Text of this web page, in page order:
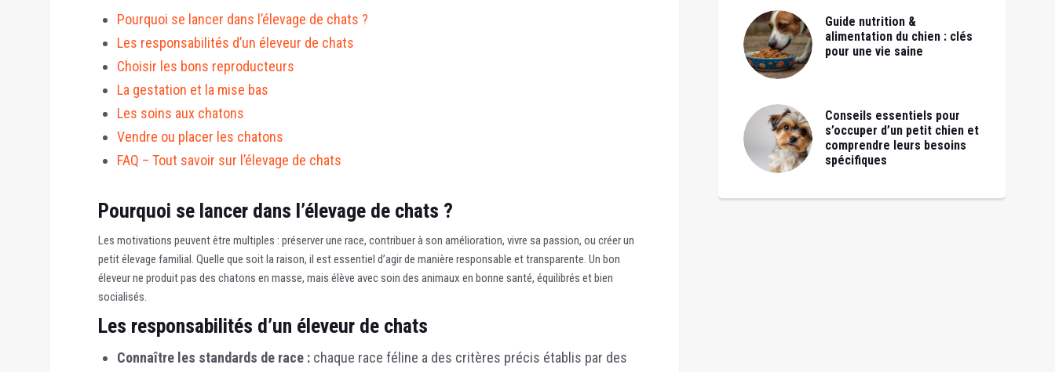
Pourquoi se lancer dans l’élevage de chats ?
Les responsabilités d’un éleveur de chats
Choisir les bons reproducteurs
La gestation et la mise bas
Les soins aux chatons
Vendre ou placer les chatons
FAQ – Tout savoir sur l’élevage de chats
Pourquoi se lancer dans l’élevage de chats ?
Les motivations peuvent être multiples : préserver une race, contribuer à son amélioration, vivre sa passion, ou créer un
petit élevage familial. Quelle que soit la raison, il est essentiel d’agir de manière responsable et transparente. Un bon
éleveur ne produit pas des chatons en masse, mais élève avec soin des animaux en bonne santé, équilibrés et bien
socialisés.
Les responsabilités d’un éleveur de chats
Connaître les standards de race : chaque race féline a des critères précis établis par des
Guide nutrition &
alimentation du chien : clés
pour une vie saine
Conseils essentiels pour
s’occuper d’un petit chien et
comprendre leurs besoins
spécifiques